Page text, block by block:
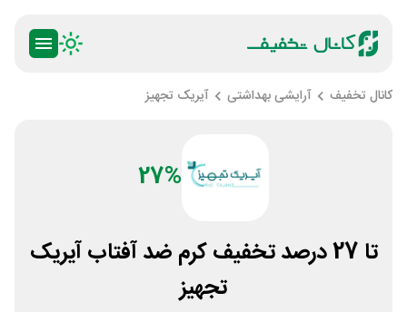
کانال تخفیف آرایشی بهداشتی آیریک تجهیز
27%
تا 27 درصد تخفیف کرم ضد آفتاب آیریک
تجهیز